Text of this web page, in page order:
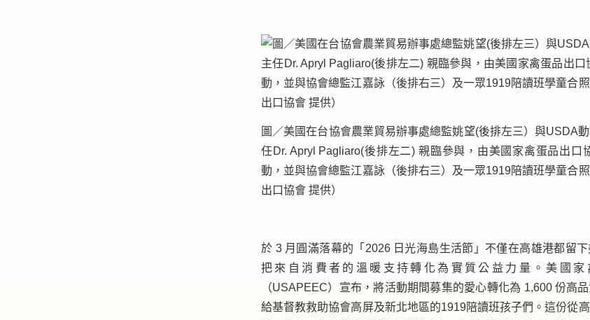
圖／美國在台協會農業貿易辦事處總監姚望(後排左三）與USDA
任Dr. Apryl Pagliaro(後排左二) 親臨參與，由美國家禽蛋品出口
動，並與協會總監江嘉詠（後排右三）及一眾1919陪讀班學童合
出口協會 提供）
於 3 月圓滿落幕的「2026 日光海島生活節」不僅在高雄港都留
把來自消費者的溫暖支持轉化為實質公益力量。美國家
（USAPEEC）宣布，將活動期間募集的愛心轉化為 1,600 份高
給基督教救助協會高屏及新北地區的1919陪讀班孩子們。這份從